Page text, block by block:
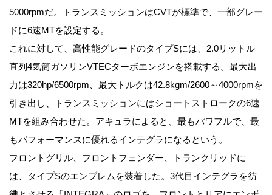
5000rpmだ。トランスミッションはCVTが標準で、一部グレー
ドに6速MTを設定する。
これに対して、高性能グレードのタイプSには、2.0リットル
直列4気筒ガソリンVTECターボエンジンを搭載する。最大出
力は320hp/6500rpm、最大トルクは42.8kgm/2600～4000rpmを
引き出し、トランスミッションにはショートストロークの6速
MTを組み合わせた。アキュラによると、最もパワフルで、最
もパフォーマンスに優れるインテグラになるという。
フロントグリル、フロントフェンダー、トランクリッドに
は、タイプSのエンブレムを装着した。3代目インテグラを彷